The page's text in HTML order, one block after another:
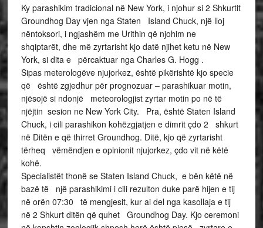
Ky parashikim tradicional në New York, i njohur si 2 Shkurtit
Groundhog Day vjen nga Staten Island Chuck, një lloj
nëntoksori, i ngjashëm me Urithin që njohim ne
shqiptarët, dhe më zyrtarisht kjo datë njihet ketu në New
York, si dita e përcaktuar nga Charles G. Hogg .
Sipas meterologëve njujorkez, është pikërishtë kjo specie
që është zgjedhur për prognozuar – parashikuar motin,
njësojë si ndonjë meteorologjist zyrtar motin po në të
njëjtin sesion ne New York City. Pra, është Staten Island
Chuck, i cili parashikon kohëzgjatjen e dimrit çdo 2 shkurt
në Ditën e që thirret Groundhog. Ditë, kjo që zyrtarisht
tërheq vëmëndjen e opinionit njujorkez, çdo vit në këtë
kohë.
Specialistët thonë se Staten Island Chuck, e bën këtë në
bazë të një parashikimi i cili rezulton duke parë hijen e tij
në orën 07:30 të mengjesit, kur ai del nga kasollaja e tij
në 2 Shkurt ditën që quhet Groundhog Day. Kjo ceremoni